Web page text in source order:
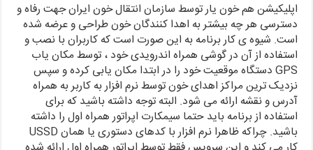
اپلیکیشن هم خون یار توسط سازمان انتقال خون ایران جهت رفاه و
دسترسی هر چه بیشتر به اهدا کنندگان خون طراحی و عرضه شده
است. شیوه ی کار برنامه به این صورت است که کاربران با نصب و
استفاده از آن در گوشی همراه اندرویدی خود ، توسط مکان یاب
GPS دستگاه موقعیت خود را در ابتدا مکان یابی کرده و سپس
نزدیک ترین مراکز اهدای خون توسط نرم افزار به کاربر به همراه
آدرس و نقشه ارائه می شود. البته توجه داشته باشید که برای
استفاده از برنامه باید حتما سیمکارت اپراتور همراه اول را داشته
باشید. چراکه ظاهرا نرم افزار با کدهای دستوری یا همان USSD